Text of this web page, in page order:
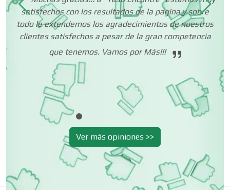
Centros Turísticos
Cerrajerías
Cibercafés
Clínicas de Belleza
Clínicas de Rehabilitación
satisfechos con los resultados de la pagina y sobre
todo le extendemos los agradecimientos de nuestros
clientes satisfechos a pesar de la gran competencia
que tenemos. Vamos por Más!!!
Ver más opiniones >>